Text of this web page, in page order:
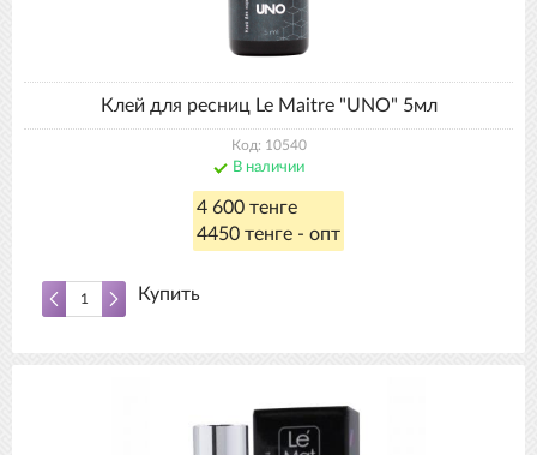
Клей для ресниц Le Maitre "UNO" 5мл
Код: 10540
В наличии
4 600 тенге
4450 тенге - опт